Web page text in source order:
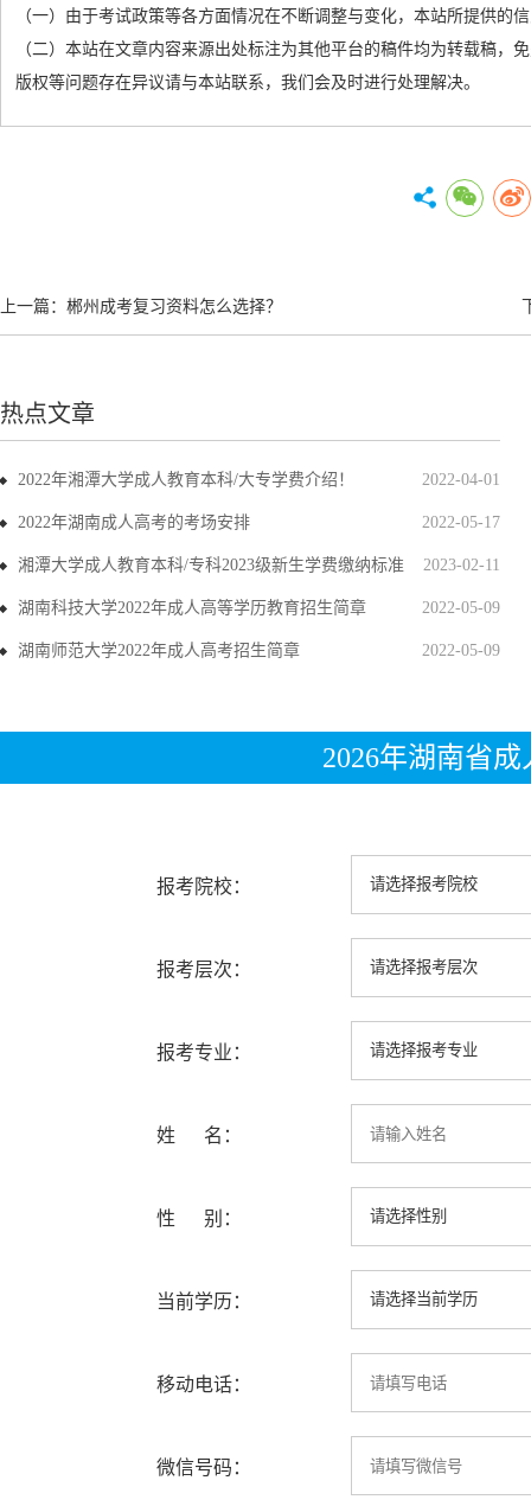
（一）由于考试政策等各方面情况在不断调整与变化，本站所提供的
（二）本站在文章内容来源出处标注为其他平台的稿件均为转载稿
版权等问题存在异议请与本站联系，我们会及时进行处理解决。
上一篇： 郴州成考复习资料怎么选择？
热点文章
2022-04-01
2022年湘潭大学成人教育本科/大专学费介绍！
2022-05-17
2022年湖南成人高考的考场安排
2023-02-11
湘潭大学成人教育本科/专科2023级新生学费缴纳标准
2022-05-09
湖南科技大学2022年成人高等学历教育招生简章
2022-05-09
湖南师范大学2022年成人高考招生简章
2026年湖南省
报考院校：
报考层次：
报考专业：
姓 名：
性 别：
当前学历：
移动电话：
微信号码：